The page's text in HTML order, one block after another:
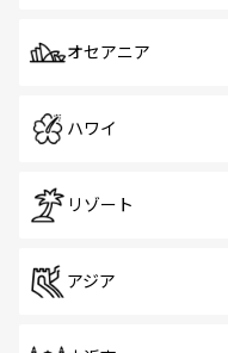
オセアニア
ハワイ
リゾート
アジア